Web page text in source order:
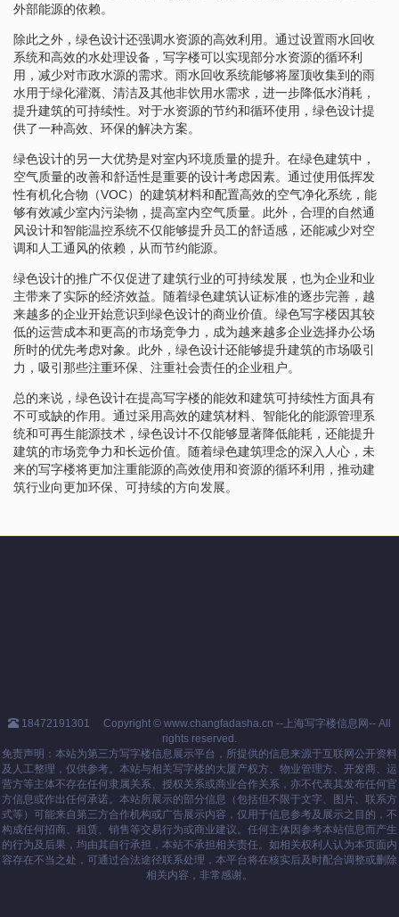
外部能源的依赖。
除此之外，绿色设计还强调水资源的高效利用。通过设置雨水回收
系统和高效的水处理设备，写字楼可以实现部分水资源的循环利
用，减少对市政水源的需求。雨水回收系统能够将屋顶收集到的雨
水用于绿化灌溉、清洁及其他非饮用水需求，进一步降低水消耗，
提升建筑的可持续性。对于水资源的节约和循环使用，绿色设计提
供了一种高效、环保的解决方案。
绿色设计的另一大优势是对室内环境质量的提升。在绿色建筑中，
空气质量的改善和舒适性是重要的设计考虑因素。通过使用低挥发
性有机化合物（VOC）的建筑材料和配置高效的空气净化系统，能
够有效减少室内污染物，提高室内空气质量。此外，合理的自然通
风设计和智能温控系统不仅能够提升员工的舒适感，还能减少对空
调和人工通风的依赖，从而节约能源。
绿色设计的推广不仅促进了建筑行业的可持续发展，也为企业和业
主带来了实际的经济效益。随着绿色建筑认证标准的逐步完善，越
来越多的企业开始意识到绿色设计的商业价值。绿色写字楼因其较
低的运营成本和更高的市场竞争力，成为越来越多企业选择办公场
所时的优先考虑对象。此外，绿色设计还能够提升建筑的市场吸引
力，吸引那些注重环保、注重社会责任的企业租户。
总的来说，绿色设计在提高写字楼的能效和建筑可持续性方面具有
不可或缺的作用。通过采用高效的建筑材料、智能化的能源管理系
统和可再生能源技术，绿色设计不仅能够显著降低能耗，还能提升
建筑的市场竞争力和长远价值。随着绿色建筑理念的深入人心，未
来的写字楼将更加注重能源的高效使用和资源的循环利用，推动建
筑行业向更加环保、可持续的方向发展。
18472191301
Copyright © www.changfadasha.cn --上海写字楼信息网-- All
rights reserved.
免责声明：本站为第三方写字楼信息展示平台，所提供的信息来源于互联网公开资料
及人工整理，仅供参考。本站与相关写字楼的大厦产权方、物业管理方、开发商、运
营方等主体不存在任何隶属关系、授权关系或商业合作关系，亦不代表其发布任何官
方信息或作出任何承诺。本站所展示的部分信息（包括但不限于文字、图片、联系方
式等）可能来自第三方合作机构或广告展示内容，仅用于信息参考及展示之目的，不
构成任何招商、租赁、销售等交易行为或商业建议。任何主体因参考本站信息而产生
的行为及后果，均由其自行承担，本站不承担相关责任。如相关权利人认为本页面内
容存在不当之处，可通过合法途径联系处理，本平台将在核实后及时配合调整或删除
相关内容，非常感谢。